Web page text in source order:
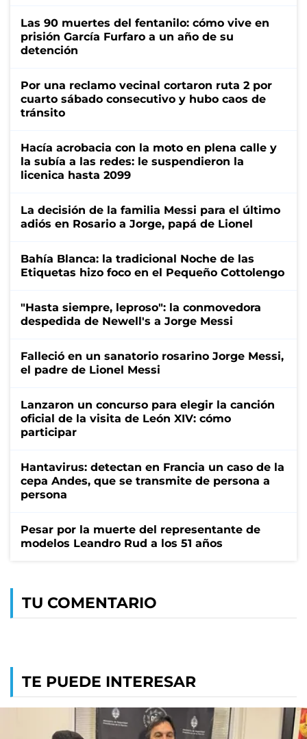
Las 90 muertes del fentanilo: cómo vive en
prisión García Furfaro a un año de su
detención
Por una reclamo vecinal cortaron ruta 2 por
cuarto sábado consecutivo y hubo caos de
tránsito
Hacía acrobacia con la moto en plena calle y
la subía a las redes: le suspendieron la
licenica hasta 2099
La decisión de la familia Messi para el último
adiós en Rosario a Jorge, papá de Lionel
Bahía Blanca: la tradicional Noche de las
Etiquetas hizo foco en el Pequeño Cottolengo
"Hasta siempre, leproso": la conmovedora
despedida de Newell's a Jorge Messi
Falleció en un sanatorio rosarino Jorge Messi,
el padre de Lionel Messi
Lanzaron un concurso para elegir la canción
oficial de la visita de León XIV: cómo
participar
Hantavirus: detectan en Francia un caso de la
cepa Andes, que se transmite de persona a
persona
Pesar por la muerte del representante de
modelos Leandro Rud a los 51 años
TU COMENTARIO
TE PUEDE INTERESAR